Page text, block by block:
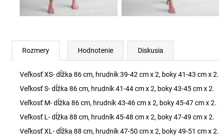
Rozmery Hodnotenie Diskusia
Veľkosť XS- dĺžka 86 cm, hrudník 39-42 cm x 2, boky 41-43 cm x 2.
Veľkosť S- dĺžka 86 cm, hrudník 41-44 cm x 2, boky 43-45 cm x 2.
Veľkosť M- dĺžka 86 cm, hrudník 43-46 cm x 2, boky 45-47 cm x 2.
Veľkosť L- dĺžka 88 cm, hrudník 45-48 cm x 2, boky 47-49 cm x 2.
Veľkosť XL- dĺžka 88 cm, hrudník 47-50 cm x 2, boky 49-51 cm x 2.